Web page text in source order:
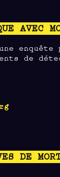
AVEC
enquête
de
DE